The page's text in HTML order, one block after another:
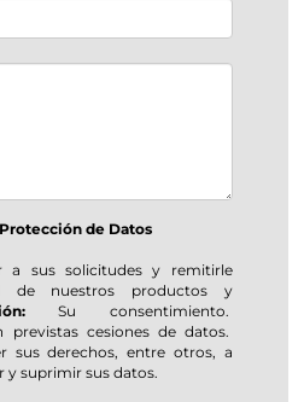
de Datos
a sus solicitudes y remitirle
de nuestros productos y
Su consentimiento.
previstas cesiones de datos.
sus derechos, entre otros, a
y suprimir sus datos.